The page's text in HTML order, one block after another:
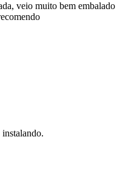
veio muito bem embalado